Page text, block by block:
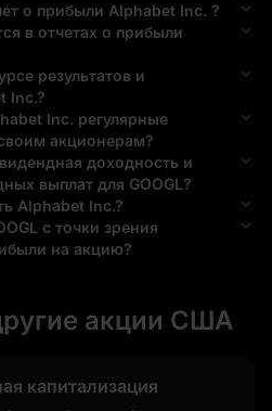
о прибыли Alphabet Inc. ?
в отчетах о прибыли
результатов и
Inc.?
Inc. регулярные
акционерам?
доходность и
выплат для GOOGL?
Alphabet Inc.?
с точки зрения
на акцию?
акции США
капитализация